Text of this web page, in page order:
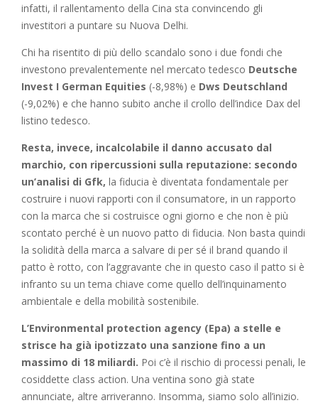
infatti, il rallentamento della Cina sta convincendo gli
investitori a puntare su Nuova Delhi.
Chi ha risentito di più dello scandalo sono i due fondi che
investono prevalentemente nel mercato tedesco Deutsche
Invest I German Equities (-8,98%) e Dws Deutschland
(-9,02%) e che hanno subito anche il crollo dell’indice Dax del
listino tedesco.
Resta, invece, incalcolabile il danno accusato dal
marchio, con ripercussioni sulla reputazione: secondo
un’analisi di Gfk, la fiducia è diventata fondamentale per
costruire i nuovi rapporti con il consumatore, in un rapporto
con la marca che si costruisce ogni giorno e che non è più
scontato perché è un nuovo patto di fiducia. Non basta quindi
la solidità della marca a salvare di per sé il brand quando il
patto è rotto, con l’aggravante che in questo caso il patto si è
infranto su un tema chiave come quello dell’inquinamento
ambientale e della mobilità sostenibile.
L’Environmental protection agency (Epa) a stelle e
strisce ha già ipotizzato una sanzione fino a un
massimo di 18 miliardi. Poi c’è il rischio di processi penali, le
cosiddette class action. Una ventina sono già state
annunciate, altre arriveranno. Insomma, siamo solo all’inizio.